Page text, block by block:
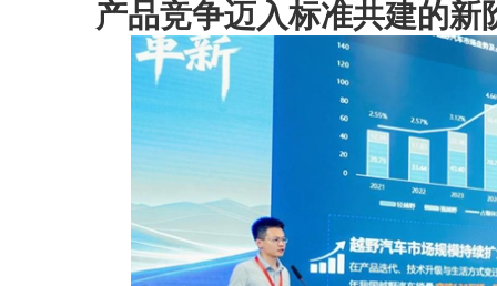
产品竞争迈入标准共建的新